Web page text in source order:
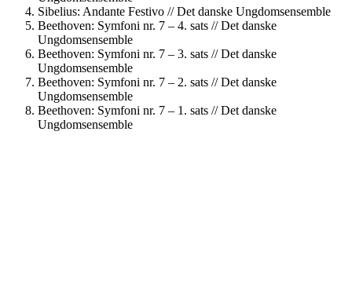
Sibelius: Andante Festivo //Det danske Ungdomsensemble
Beethoven: Symfoni nr. 7 – 4. sats //Det danske
Ungdomsensemble
Beethoven: Symfoni nr. 7 – 3. sats //Det danske
Ungdomsensemble
Beethoven: Symfoni nr. 7 – 2. sats //Det danske
Ungdomsensemble
Beethoven: Symfoni nr. 7 – 1. sats //Det danske
Ungdomsensemble